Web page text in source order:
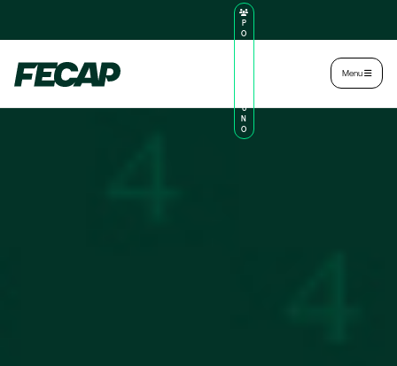
P
O
U
N
O
Menu